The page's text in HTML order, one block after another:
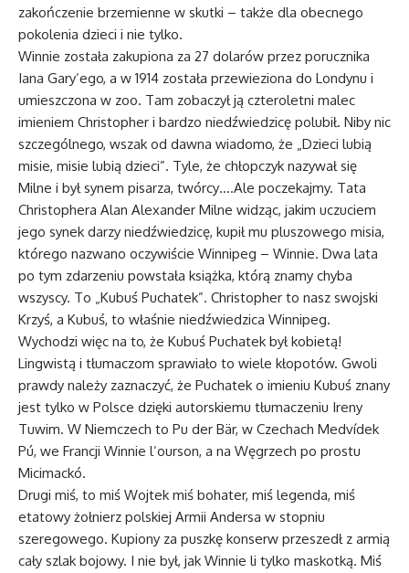
zakończenie brzemienne w skutki – także dla obecnego
pokolenia dzieci i nie tylko.
Winnie została zakupiona za 27 dolarów przez porucznika
Iana Gary’ego, a w 1914 została przewieziona do Londynu i
umieszczona w zoo. Tam zobaczył ją czteroletni malec
imieniem Christopher i bardzo niedźwiedzicę polubił. Niby nic
szczególnego, wszak od dawna wiadomo, że „Dzieci lubią
misie, misie lubią dzieci”. Tyle, że chłopczyk nazywał się
Milne i był synem pisarza, twórcy….Ale poczekajmy. Tata
Christophera Alan Alexander Milne widząc, jakim uczuciem
jego synek darzy niedźwiedzicę, kupił mu pluszowego misia,
którego nazwano oczywiście Winnipeg – Winnie. Dwa lata
po tym zdarzeniu powstała książka, którą znamy chyba
wszyscy. To „Kubuś Puchatek”. Christopher to nasz swojski
Krzyś, a Kubuś, to właśnie niedźwiedzica Winnipeg.
Wychodzi więc na to, że Kubuś Puchatek był kobietą!
Lingwistą i tłumaczom sprawiało to wiele kłopotów. Gwoli
prawdy należy zaznaczyć, że Puchatek o imieniu Kubuś znany
jest tylko w Polsce dzięki autorskiemu tłumaczeniu Ireny
Tuwim. W Niemczech to Pu der Bär, w Czechach Medvídek
Pú, we Francji Winnie l’ourson, a na Węgrzech po prostu
Micimackó.
Drugi miś, to miś Wojtek miś bohater, miś legenda, miś
etatowy żołnierz polskiej Armii Andersa w stopniu
szeregowego. Kupiony za puszkę konserw przeszedł z armią
cały szlak bojowy. I nie był, jak Winnie li tylko maskotką. Miś